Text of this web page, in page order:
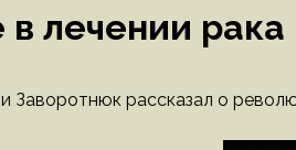
лечении рака
Заворотнюк рассказал о